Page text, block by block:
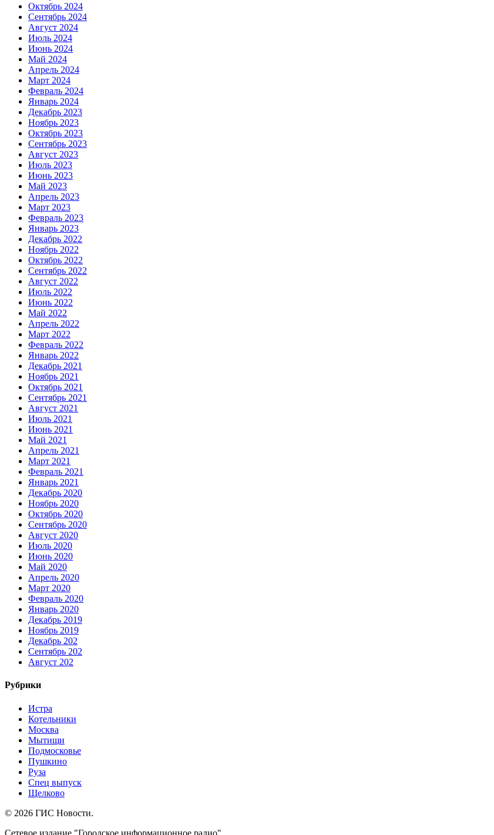
Октябрь 2024
Сентябрь 2024
Август 2024
Июль 2024
Июнь 2024
Май 2024
Апрель 2024
Март 2024
Февраль 2024
Январь 2024
Декабрь 2023
Ноябрь 2023
Октябрь 2023
Сентябрь 2023
Август 2023
Июль 2023
Июнь 2023
Май 2023
Апрель 2023
Март 2023
Февраль 2023
Январь 2023
Декабрь 2022
Ноябрь 2022
Октябрь 2022
Сентябрь 2022
Август 2022
Июль 2022
Июнь 2022
Май 2022
Апрель 2022
Март 2022
Февраль 2022
Январь 2022
Декабрь 2021
Ноябрь 2021
Октябрь 2021
Сентябрь 2021
Август 2021
Июль 2021
Июнь 2021
Май 2021
Апрель 2021
Март 2021
Февраль 2021
Январь 2021
Декабрь 2020
Ноябрь 2020
Октябрь 2020
Сентябрь 2020
Август 2020
Июль 2020
Июнь 2020
Май 2020
Апрель 2020
Март 2020
Февраль 2020
Январь 2020
Декабрь 2019
Ноябрь 2019
Декабрь 202
Сентябрь 202
Август 202
Рубрики
Истра
Котельники
Москва
Мытищи
Подмосковье
Пушкино
Руза
Спец выпуск
Щелково
© 2026 ГИС Новости.
Сетевое издание "Городское информационное радио"